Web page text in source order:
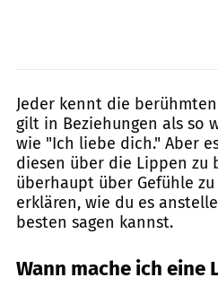
Jeder kennt die
gilt in Beziehungen als so
wie "Ich liebe dich." Aber
diesen über die Lippen zu
überhaupt über Gefühle
erklären, wie du es
besten sagen kannst.
Wann mache ich eine